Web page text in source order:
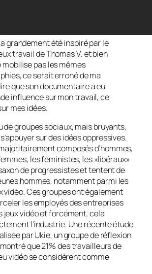
grandement été inspiré par le
travail de Thomas V. et bien
mobilise pas les mêmes
ce serait erroné de ma
que son documentaire a eu
influence sur mon travail, ce
mes idées.
de groupes sociaux, mais bruyants,
sur des idées oppressives.
composés d’hommes,
les féministes, les «libéraux»
de progressistes et tentent de
hommes, notamment parmi les
vidéo. Ces groupes ont également
les employés des entreprises
jeux vidéo et forcément, cela
l’industrie. Une récente étude
par Ukie, un groupe de réflexion
que 21% des travailleurs de
vidéo se considèrent comme